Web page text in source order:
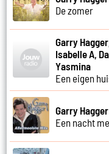
De zomer
Garry
Isabelle A,
Yasmina
Een eigen
Garry Hagger
Een nacht